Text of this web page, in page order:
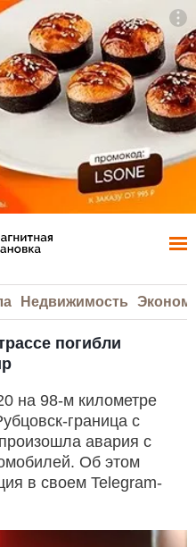
Недвижимость
погибли
на 98-м километре
граница с
авария с
Об этом
в своем Telegram-